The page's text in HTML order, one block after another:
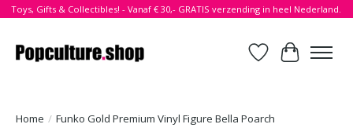
Toys, Gifts & Collectibles! - Vanaf € 30,- GRATIS verzending in heel Nederland.
Verlanglijst
Home / Funko Gold Premium Vinyl Figure Bella Poarch